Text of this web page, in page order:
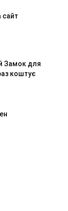
сайт
Замок для
коштує